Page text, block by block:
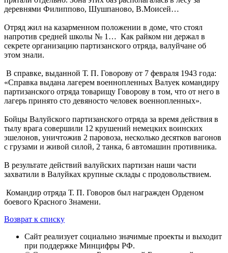
деревнями Филиппово, Шушпаново, В.Моисей…
Отряд жил на казарменном положении в доме, что стоял
напротив средней школы № 1… Как райком ни держал в
секрете организацию партизанского отряда, валуйчане об
этом знали.
В справке, выданной Т. П. Говорову от 7 февраля 1943 года:
«Справка выдана лагерем военнопленных Валуек командиру
партизанского отряда товарищу Говорову в том, что от него в
лагерь принято сто девяносто человек военнопленных».
Бойцы Валуйского партизанского отряда за время действия в
тылу врага совершили 12 крушений немецких воинских
эшелонов, уничтожив 2 паровоза, несколько десятков вагонов
с грузами и живой силой, 2 танка, 6 автомашин противника.
В результате действий валуйских партизан наши части
захватили в Валуйках крупные склады с продовольствием.
Командир отряда Т. П. Говоров был награжден Орденом
боевого Красного Знамени.
Возврат к списку
Сайт реализует социально значимые проекты и выходит
при поддержке Минцифры РФ.